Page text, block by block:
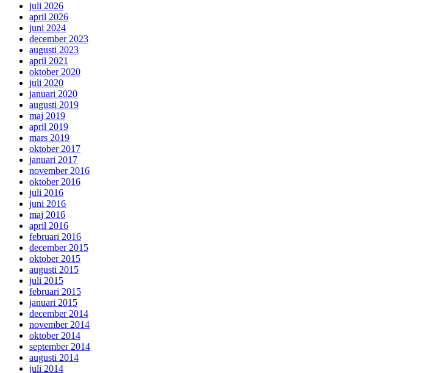
juli 2026
april 2026
juni 2024
december 2023
augusti 2023
april 2021
oktober 2020
juli 2020
januari 2020
augusti 2019
maj 2019
april 2019
mars 2019
oktober 2017
januari 2017
november 2016
oktober 2016
juli 2016
juni 2016
maj 2016
april 2016
februari 2016
december 2015
oktober 2015
augusti 2015
juli 2015
februari 2015
januari 2015
december 2014
november 2014
oktober 2014
september 2014
augusti 2014
juli 2014